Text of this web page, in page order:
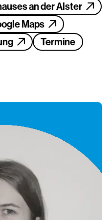
an der Alster
Maps
Termine